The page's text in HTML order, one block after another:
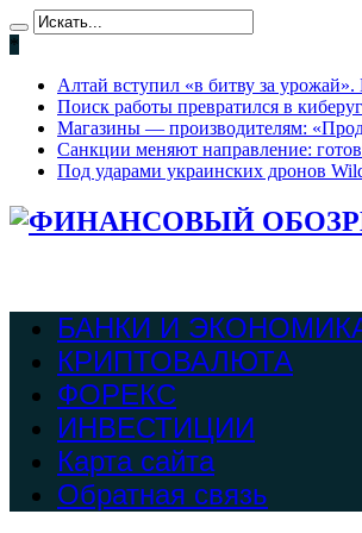
*
Алтай вступил «в битву за
Поиск работы превратился в
Магазины — производителям:
Санкции меняют направление:
Под ударами украинских дронов
БАНКИ И
КРИПТОВАЛЮТА
ФОРЕКС
ИНВЕСТИЦИИ
Карта сайта
Обратная связь